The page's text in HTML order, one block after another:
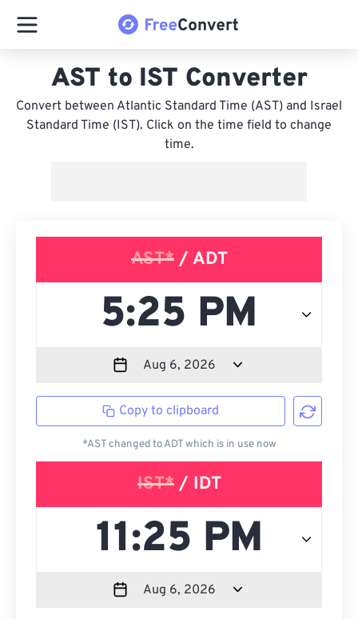
AST to IST Converter
Convert between Atlantic Standard Time (AST) and Israel
Standard Time (IST). Click on the time field to change
time.
AST*/ ADT
Copy to clipboard
*AST changed to ADT which is in use now
IST*/ IDT